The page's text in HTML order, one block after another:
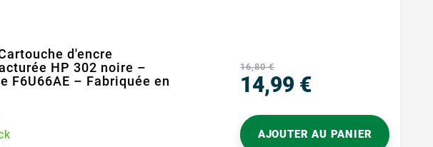
d'encre
HP 302 noire –
F6U66AE – Fabriquée en
16,80 €
14,99 €
AJOUTER AU PANIER